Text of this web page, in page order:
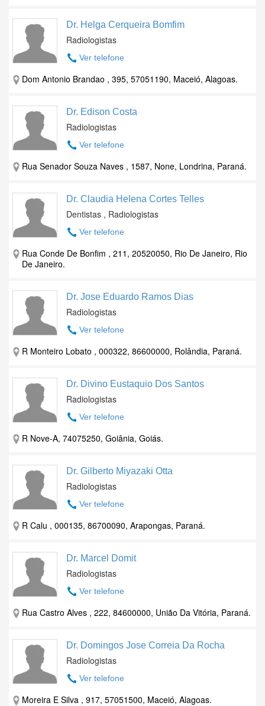
Dr. Helga Cerqueira Bomfim
Radiologistas
Ver telefone
Dom Antonio Brandao , 395, 57051190, Maceió, Alagoas.
Dr. Edison Costa
Radiologistas
Ver telefone
Rua Senador Souza Naves , 1587, None, Londrina, Paraná.
Dr. Claudia Helena Cortes Telles
Dentistas , Radiologistas
Ver telefone
Rua Conde De Bonfim , 211, 20520050, Rio De Janeiro, Rio
De Janeiro.
Dr. Jose Eduardo Ramos Dias
Radiologistas
Ver telefone
R Monteiro Lobato , 000322, 86600000, Rolândia, Paraná.
Dr. Divino Eustaquio Dos Santos
Radiologistas
Ver telefone
R Nove-A, 74075250, Goiânia, Goiás.
Dr. Gilberto Miyazaki Otta
Radiologistas
Ver telefone
R Calu , 000135, 86700090, Arapongas, Paraná.
Dr. Marcel Domit
Radiologistas
Ver telefone
Rua Castro Alves , 222, 84600000, União Da Vitória, Paraná.
Dr. Domingos Jose Correia Da Rocha
Radiologistas
Ver telefone
Moreira E Silva , 917, 57051500, Maceió, Alagoas.